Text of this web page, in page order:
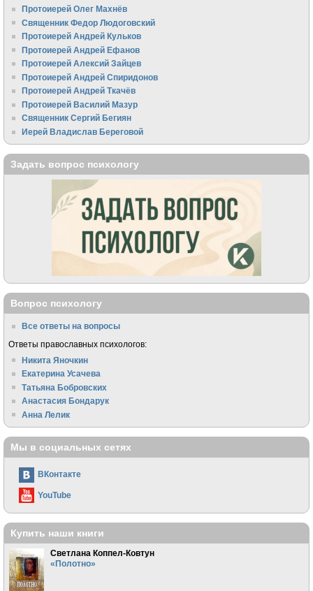
Протоиерей Олег Махнёв
Священник Федор Людоговский
Протоиерей Андрей Кульков
Протоиерей Андрей Ефанов
Протоиерей Алексий Зайцев
Протоиерей Андрей Спиридонов
Протоиерей Андрей Ткачёв
Протоиерей Василий Мазур
Священник Сергий Бегиян
Иерей Владислав Береговой
Задать вопрос психологу
Вопрос психологу
Все ответы на вопросы
Ответы православных психологов:
Никита Яночкин
Екатерина Усачева
Татьяна Бобровских
Анастасия Бондарук
Анна Лелик
Мы в социальных сетях
ВКонтакте
YouTube
Купить наши книги
Светлана Коппел-Ковтун
«Полотно»